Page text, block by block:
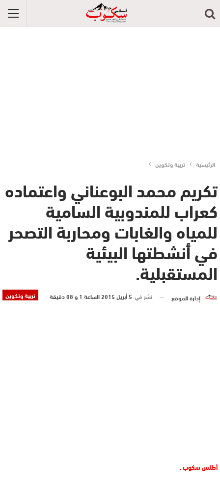
الرئيسية تربية وتكوين
تكريم محمد البوعناني واعتماده
كعراب للمندوبية السامية
للمياه والغابات ومحاربة التصحر
في أنشطتها البيئية
المستقبلية.
تربية وتكوين إدارة الموقع نشر في 5 أبريل 2015 الساعة 1 و 08 دقيقة
أطلس سكوب ـ